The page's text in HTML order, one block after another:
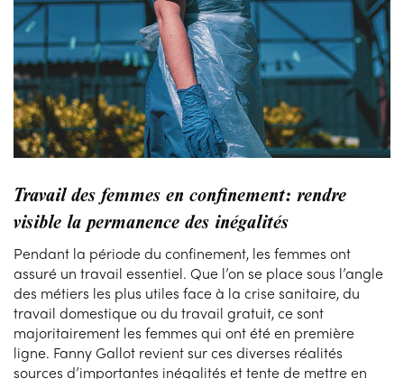
Travail des femmes en confinement: rendre
visible la permanence des inégalités
Pendant la période du confinement, les femmes ont
assuré un travail essentiel. Que l’on se place sous l’angle
des métiers les plus utiles face à la crise sanitaire, du
travail domestique ou du travail gratuit, ce sont
majoritairement les femmes qui ont été en première
ligne. Fanny Gallot revient sur ces diverses réalités
sources d’importantes inégalités et tente de mettre en